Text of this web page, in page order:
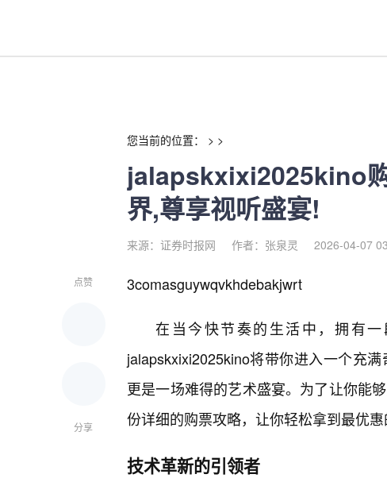
jalapskxixi2025kino购票攻略开
您当前的位置： > >
jalapskxixi2025kino
界,尊享视听盛宴!
来源：证券时报网 作者：张泉灵 2026-04-07
点赞
分享
3comasguywqvkhdebakjwrt
在当今快节奏的生活中，拥有
jalapskxixi2025kino将带你进入一个充
更是一场难得的艺术盛宴。为了让你能
份详细的购票攻略，让你轻松拿到最优
技术革新的引领者